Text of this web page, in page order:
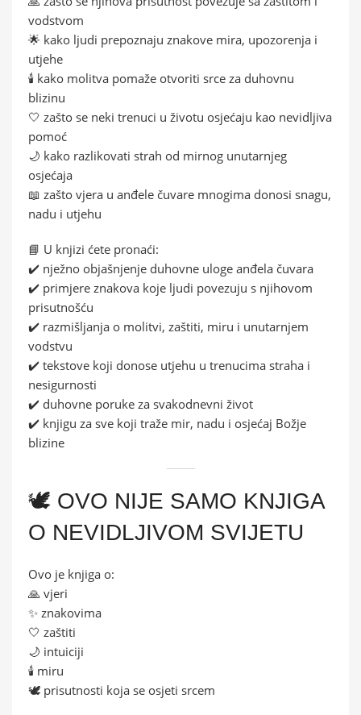
vodstvom
🌟 kako ljudi prepoznaju znakove mira, upozorenja i
utjehe
🕯️ kako molitva pomaže otvoriti srce za duhovnu
blizinu
🤍 zašto se neki trenuci u životu osjećaju kao nevidljiva
pomoć
🌙 kako razlikovati strah od mirnog unutarnjeg
osjećaja
📖 zašto vjera u anđele čuvare mnogima donosi snagu,
nadu i utjehu
📘 U knjizi ćete pronaći:
✔️ nježno objašnjenje duhovne uloge anđela čuvara
✔️ primjere znakova koje ljudi povezuju s njihovom
prisutnošću
✔️ razmišljanja o molitvi, zaštiti, miru i unutarnjem
vodstvu
✔️ tekstove koji donose utjehu u trenucima straha i
nesigurnosti
✔️ duhovne poruke za svakodnevni život
✔️ knjigu za sve koji traže mir, nadu i osjećaj Božje
blizine
🕊️ OVO NIJE SAMO KNJIGA
O NEVIDLJIVOM SVIJETU
Ovo je knjiga o:
🙏 vjeri
✨ znakovima
🤍 zaštiti
🌙 intuiciji
🕯️ miru
🕊️ prisutnosti koja se osjeti srcem